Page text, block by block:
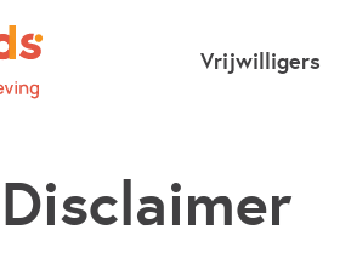
Vrijwilligers
Disclaimer